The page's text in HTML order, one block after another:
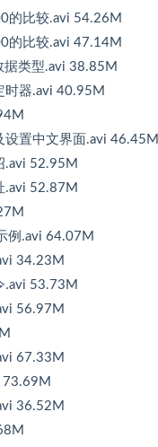
的比较.avi 54.26M
的比较.avi 47.14M
类型.avi 38.85M
时器.avi 40.95M
置中文界面.avi 46.45M
.avi 52.95M
.avi 52.87M
例.avi 64.07M
34.23M
.avi 53.73M
56.97M
67.33M
73.69M
36.52M